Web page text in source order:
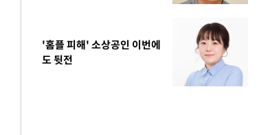
무더위 잊는 도심형 여름 축제 '2026 서울 바캉스 용산어린이정원
'홈플 피해' 소상공인 이번에
도 뒷전